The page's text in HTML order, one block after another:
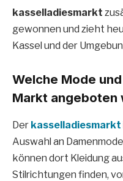
kasselladiesmarkt
gewonnen und zieht
Kassel und der
Welche Mode
Markt angeboten
Der kasselladiesmarkt
Auswahl an
können dort Kleidung
Stilrichtungen finden,